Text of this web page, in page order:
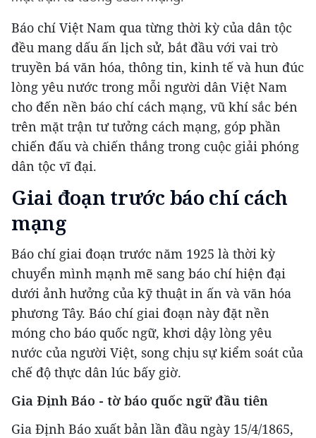
Báo chí Việt Nam qua từng thời kỳ của dân tộc
đều mang dấu ấn lịch sử, bắt đầu với vai trò
truyền bá văn hóa, thông tin, kinh tế và hun đúc
lòng yêu nước trong mỗi người dân Việt Nam
cho đến nền báo chí cách mạng, vũ khí sắc bén
trên mặt trận tư tưởng cách mạng, góp phần
chiến đấu và chiến thắng trong cuộc giải phóng
dân tộc vĩ đại.
Giai đoạn trước báo chí cách
mạng
Báo chí giai đoạn trước năm 1925 là thời kỳ
chuyển mình mạnh mẽ sang báo chí hiện đại
dưới ảnh hưởng của kỹ thuật in ấn và văn hóa
phương Tây. Báo chí giai đoạn này đặt nền
móng cho báo quốc ngữ, khơi dậy lòng yêu
nước của người Việt, song chịu sự kiểm soát của
chế độ thực dân lúc bấy giờ.
Gia Định Báo - tờ báo quốc ngữ đầu tiên
Gia Định Báo xuất bản lần đầu ngày 15/4/1865,